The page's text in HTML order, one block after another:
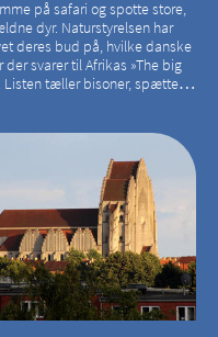
på safari og spotte store,
dyr. Naturstyrelsen har
deres bud på, hvilke danske
der svarer til Afrikas »The big
Listen tæller bisoner, spættede